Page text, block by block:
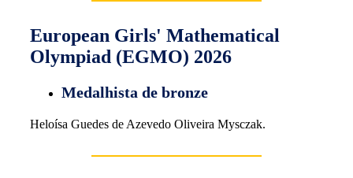
European Girls' Mathematical
Olympiad (EGMO) 2026
Medalhista de bronze
Heloísa Guedes de Azevedo Oliveira Mysczak.